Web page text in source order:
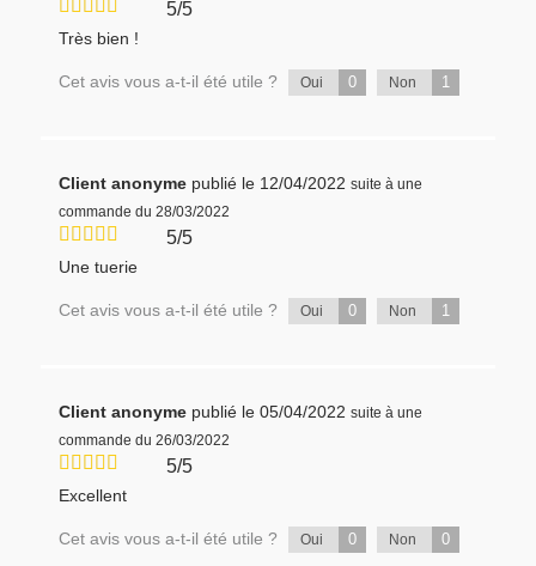
5/5
Très bien !
Cet avis vous a-t-il été utile ? Oui 0 Non 1
Client anonyme publié le 12/04/2022 suite à une
commande du 28/03/2022
5/5
Une tuerie
Cet avis vous a-t-il été utile ? Oui 0 Non 1
Client anonyme publié le 05/04/2022 suite à une
commande du 26/03/2022
5/5
Excellent
Cet avis vous a-t-il été utile ? Oui 0 Non 0